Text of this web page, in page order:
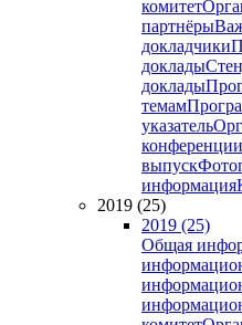
комитет
партнёры
докладчики
доклады
доклады
темам
указатель
конференции
выпуск
информация
2019 (25)
2019 (25)
Общая